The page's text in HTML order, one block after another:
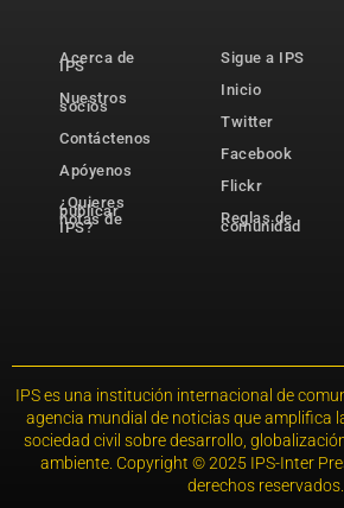
Acerca de
IPS
Nuestros
socios
Contáctenos
Apóyenos
¿Quieres
publicar
notas de
IPS?
Sigue a IPS
Inicio
Twitter
Facebook
Flickr
Reglas de
comunidad
IPS es una institución internacional de
agencia mundial de noticias que amplifica
sociedad civil sobre desarrollo,
ambiente. Copyright © 2025 IPS-Inter
derechos reservados.